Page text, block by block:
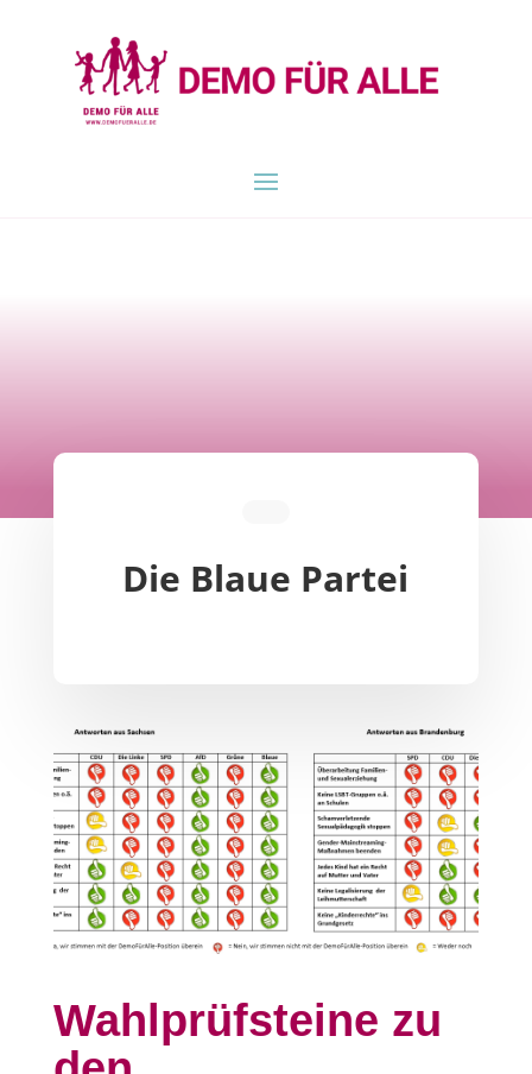
Die Blaue Partei
Wahlprüfsteine zu